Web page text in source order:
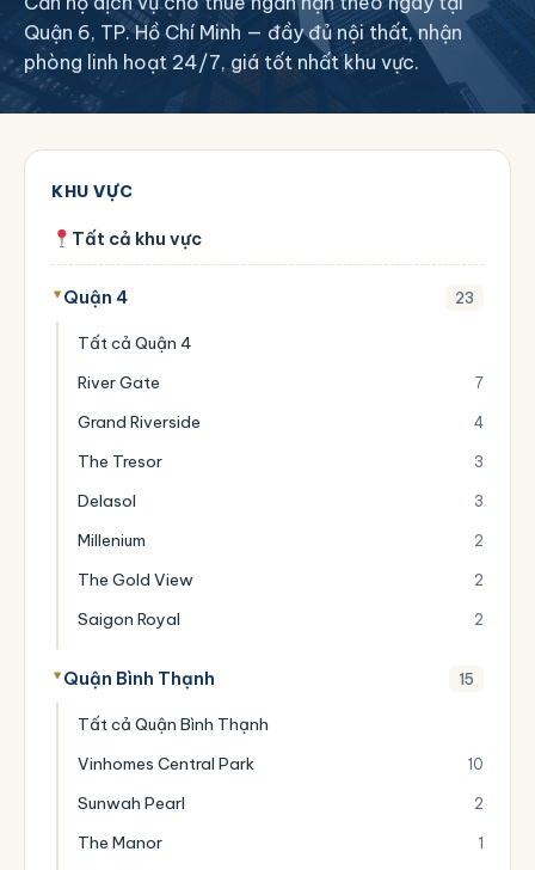
Quận 6, TP. Hồ Chí Minh — đầy đủ nội thất, nhận
phòng linh hoạt 24/7, giá tốt nhất khu vực.
KHU VỰC
Tất cả khu vực
Quận 4 23
Tất cả Quận 4
River Gate
7
Grand Riverside 4
The Tresor 3
Delasol 3
Millenium 2
The Gold View 2
Saigon Royal 2
Quận Bình Thạnh 15
Tất cả Quận Bình Thạnh
Vinhomes Central Park
10
Sunwah Pearl 2
The Manor 1